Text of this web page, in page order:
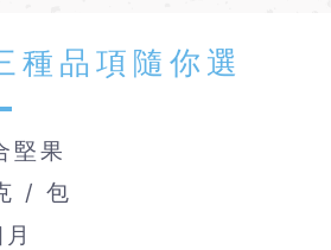
種品項隨你選
堅果
/ 包